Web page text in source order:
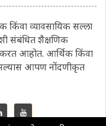
किंवा व्यावसायिक सल्ला
संबंधित शैक्षणिक
करत आहोत. आर्थिक किंवा
आपण नोंदणीकृत